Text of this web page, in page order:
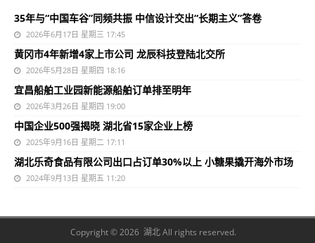
35年与“中国车谷”同频共振 中信设计交出“长期主义”答卷
2026年6月17日 星期三 17:45
黄冈市4年新增4家上市公司 龙辰科技登陆北交所
2026年5月28日 星期四 18:16
宜昌船舶工业园新能源船舶订单排至明年
2026年3月26日 星期四 19:00
中国企业500强揭晓 湖北省15家企业上榜
2025年9月16日 星期二 17:11
湖北乐奇食品有限公司出口占订单30%以上 小糖果撬开海外市场
2024年9月13日 星期五 11:20
Copyright © 2026 湖北 All rights reserved.